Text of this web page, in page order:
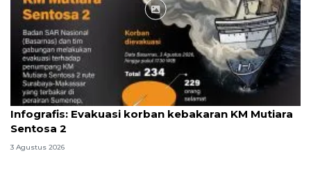
Infografik
Infografis: Evakuasi korban kebakaran KM Mutiara
Sentosa 2
3 Agustus 2026